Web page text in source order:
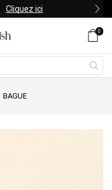
Cliquez ici
0
BAGUE